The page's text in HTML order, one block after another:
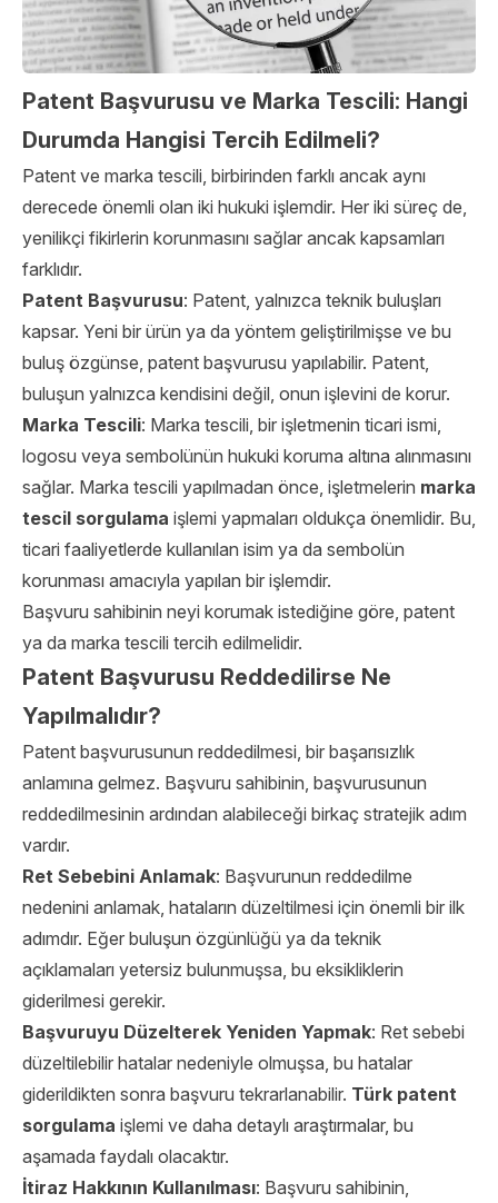
Patent Başvurusu ve Marka Tescili: Hangi
Durumda Hangisi Tercih Edilmeli?
Patent ve marka tescili, birbirinden farklı ancak aynı
derecede önemli olan iki hukuki işlemdir. Her iki süreç de,
yenilikçi fikirlerin korunmasını sağlar ancak kapsamları
farklıdır.
Patent Başvurusu: Patent, yalnızca teknik buluşları
kapsar. Yeni bir ürün ya da yöntem geliştirilmişse ve bu
buluş özgünse, patent başvurusu yapılabilir. Patent,
buluşun yalnızca kendisini değil, onun işlevini de korur.
Marka Tescili: Marka tescili, bir işletmenin ticari ismi,
logosu veya sembolünün hukuki koruma altına alınmasını
sağlar. Marka tescili yapılmadan önce, işletmelerin marka
tescil sorgulama işlemi yapmaları oldukça önemlidir. Bu,
ticari faaliyetlerde kullanılan isim ya da sembolün
korunması amacıyla yapılan bir işlemdir.
Başvuru sahibinin neyi korumak istediğine göre, patent
ya da marka tescili tercih edilmelidir.
Patent Başvurusu Reddedilirse Ne
Yapılmalıdır?
Patent başvurusunun reddedilmesi, bir başarısızlık
anlamına gelmez. Başvuru sahibinin, başvurusunun
reddedilmesinin ardından alabileceği birkaç stratejik adım
vardır.
Ret Sebebini Anlamak: Başvurunun reddedilme
nedenini anlamak, hataların düzeltilmesi için önemli bir ilk
adımdır. Eğer buluşun özgünlüğü ya da teknik
açıklamaları yetersiz bulunmuşsa, bu eksikliklerin
giderilmesi gerekir.
Başvuruyu Düzelterek Yeniden Yapmak: Ret sebebi
düzeltilebilir hatalar nedeniyle olmuşsa, bu hatalar
giderildikten sonra başvuru tekrarlanabilir. Türk patent
sorgulama işlemi ve daha detaylı araştırmalar, bu
aşamada faydalı olacaktır.
İtiraz Hakkının Kullanılması: Başvuru sahibinin,